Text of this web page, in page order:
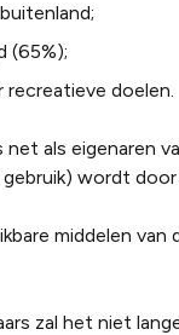
(65%);
recreatieve doelen.
als eigenaren
wordt
middelen van
zal het niet